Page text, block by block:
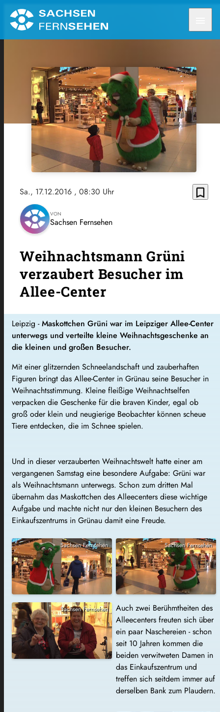
Sa., 17.12.2016 , 08:30 Uhr bookmark_border
VON
Sachsen Fernsehen
Weihnachtsmann Grüni
verzaubert Besucher im
Allee-Center
Leipzig -Maskottchen Grüni war im Leipziger Allee-Center
unterwegs und verteilte kleine Weihnachtsgeschenke an
die kleinen und großen Besucher.
Mit einer glitzernden Schneelandschaft und zauberhaften
Figuren bringt das Allee-Center in Grünau seine Besucher in
Weihnachtsstimmung. Kleine fleißige Weihnachtselfen
verpacken die Geschenke für die braven Kinder, egal ob
groß oder klein und neugierige Beobachter können scheue
Tiere entdecken, die im Schnee spielen.
Und in dieser verzauberten Weihnachtswelt hatte einer am
vergangenen Samstag eine besondere Aufgabe: Grüni war
als Weihnachtsmann unterwegs. Schon zum dritten Mal
übernahm das Maskottchen des Alleecenters diese wichtige
Aufgabe und machte nicht nur den kleinen Besuchern des
Einkaufszentrums in Grünau damit eine Freude.
Sachsen Fernsehen Sachsen Fernsehen
Sachsen Fernsehen
Auch zwei Berühmtheiten des
Alleecenters freuten sich über
ein paar Naschereien - schon
seit 10 Jahren kommen die
beiden verwitweten Damen in
das Einkaufszentrum und
treffen sich seitdem immer auf
derselben Bank zum Plaudern.